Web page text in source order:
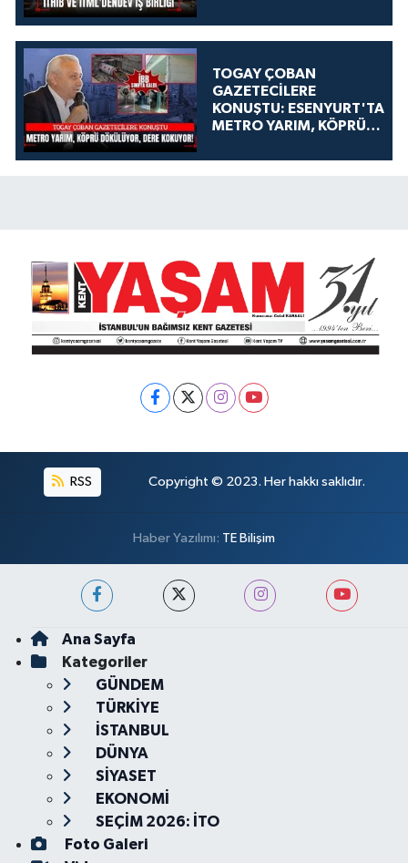
TOGAY ÇOBAN
GAZETECİLERE
KONUŞTU: ESENYURT'TA
METRO YARIM, KÖPRÜ
KOKUYOR!
RSS Copyright © 2023. Her hakkı saklıdır.
Haber Yazılımı: TE Bilişim
Ana Sayfa
Kategoriler
GÜNDEM
TÜRKİYE
İSTANBUL
DÜNYA
SİYASET
EKONOMİ
SEÇİM 2026: İTO
Foto Galeri